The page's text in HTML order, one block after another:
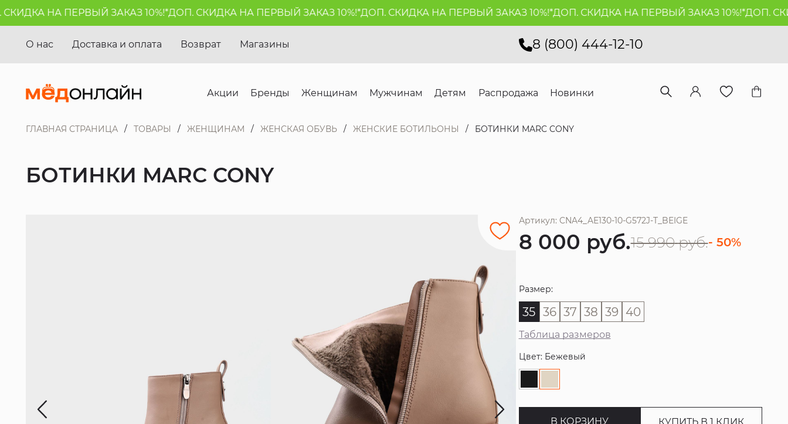
НА ПЕРВЫЙ ЗАКАЗ 10%!*ДОП. СКИДКА НА ПЕРВЫЙ ЗАКАЗ 10%!*ДОП. СКИДКА НА ПЕРВЫЙ ЗАКАЗ 10%!*ДОП. СКИДКА НА ПЕРВЫЙ ЗАКАЗ 10%!*ДОП.
8 (800) 444-12-10
О нас Доставка и оплата Возврат Магазины
Акции Бренды Женщинам Мужчинам Детям Распродажа Новинки
ГЛАВНАЯ СТРАНИЦА ТОВАРЫ ЖЕНЩИНАМ ЖЕНСКАЯ ОБУВЬ ЖЕНСКИЕ БОТИЛЬОНЫ БОТИНКИ MARC CONY
БОТИНКИ MARC CONY
Артикул: CNA4_AE130-10-G572J-T_BEIGE
8 000 руб.15 990 руб.- 50%
Размер:
35 36 37 38 39 40
Таблица размеров
Цвет: Бежевый
В КОРЗИНУ